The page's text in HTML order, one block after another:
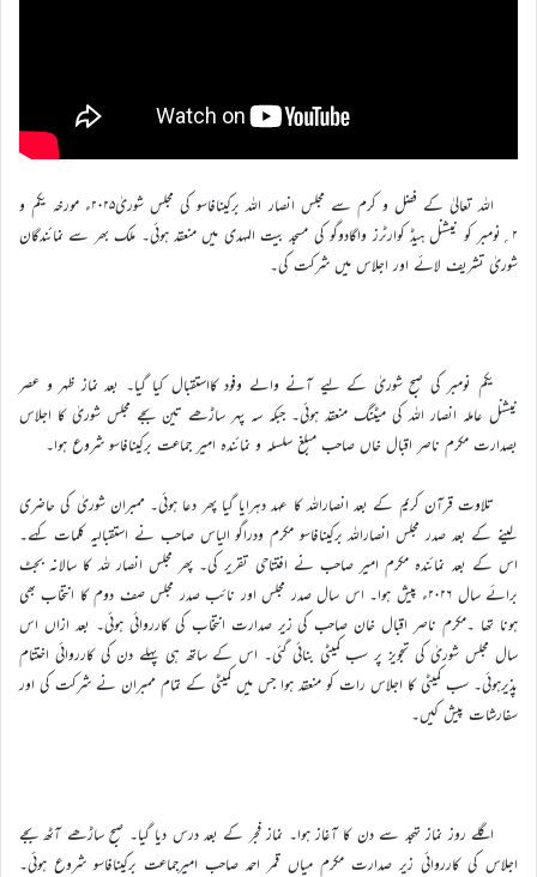
اللہ تعالیٰ کے فضل و کرم سے مجلس انصار اللہ برکینافاسو کی مجلس شوریٰ۲۰۲۵ء مورخہ یکم و
۲؍نومبر کو نیشنل ہیڈ کوارٹرز واگادوگو کی مسجد بیت المہدی میں منعقد ہوئی۔ ملک بھر سے نمائندگان
شوریٰ تشریف لائے اور اجلاس میں شرکت کی۔
یکم نومبر کی صبح شوریٰ کے ليے آنے والے وفود کااستقبال کیا گیا۔ بعد نماز ظہر و عصر
نیشنل عاملہ انصار اللہ کی میٹنگ منعقد ہوئی۔ جبکہ سہ پہر ساڑھے تین بجے مجلس شوریٰ کا اجلاس
بصدارت مکرم ناصر اقبال خاں صاحب مبلغ سلسلہ و نمائندہ امیر جماعت برکینافاسو شروع ہوا۔
تلاوت قرآن کریم کے بعد انصاراللہ کا عہد دہرایا گیا پھر دعا ہوئی۔ ممبران شوریٰ کی حاضری
لینے کے بعد صدر مجلس انصاراللہ برکینافاسو مکرم ودراگو الیاس صاحب نے استقبالیہ کلمات کہے۔
اس کے بعد نمائندہ مکرم امیر صاحب نے افتتاحی تقریر کی۔ پھر مجلس انصار للہ کا سالانہ بجٹ
برائے سال ۲۰۲۶ء پیش ہوا۔ اس سال صدر مجلس اور نائب صدر مجلس صف دوم کا انتخاب بھی
ہونا تھا ۔مکرم ناصر اقبال خان صاحب کی زیر صدارت انتخاب کی کارروائی ہوئی۔ بعد ازاں اس
سال مجلس شوریٰ کی تجویز پر سب کمیٹی بنائی گئی۔ اس کے ساتھ ہی پہلے دن کی کارروائی اختتام
پذیرہوئی۔ سب کمیٹی کا اجلاس رات کو منعقد ہوا جس میں کمیٹی کے تمام ممبران نے شرکت کی اور
سفارشات پیش کیں۔
اگلے روز نماز تہجد سے دن کا آغاز ہوا۔ نماز فجر کے بعد درس دیا گیا۔ صبح ساڑھے آٹھ بجے
اجلاس کی کارروائی زیر صدارت مکرم میاں قمر احمد صاحب امیرجماعت برکینافاسو شروع ہوئی۔